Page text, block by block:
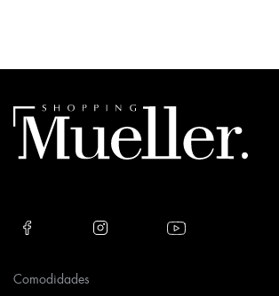
leave
field
empty.
Comodidades